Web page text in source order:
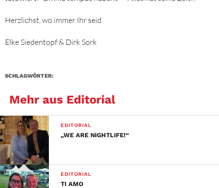
Herzlichst, wo immer Ihr seid
Elke Siedentopf & Dirk Sork
SCHLAGWÖRTER:
Mehr aus Editorial
EDITORIAL
„WE ARE NIGHTLIFE!“
EDITORIAL
TI AMO